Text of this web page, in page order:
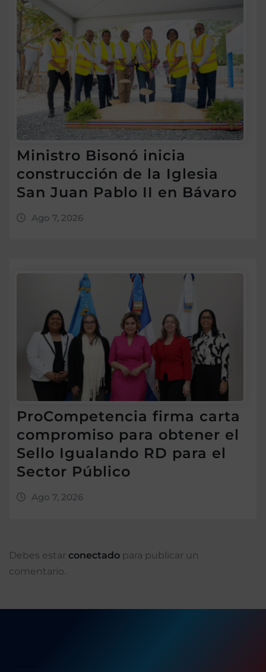
Ministro Bisonó inicia
construcción de la Iglesia
San Juan Pablo II en Bávaro
Ago 7, 2026
ProCompetencia firma carta
compromiso para obtener el
Sello Igualando RD para el
Sector Público
Ago 7, 2026
Debes estar conectado para publicar un
comentario.